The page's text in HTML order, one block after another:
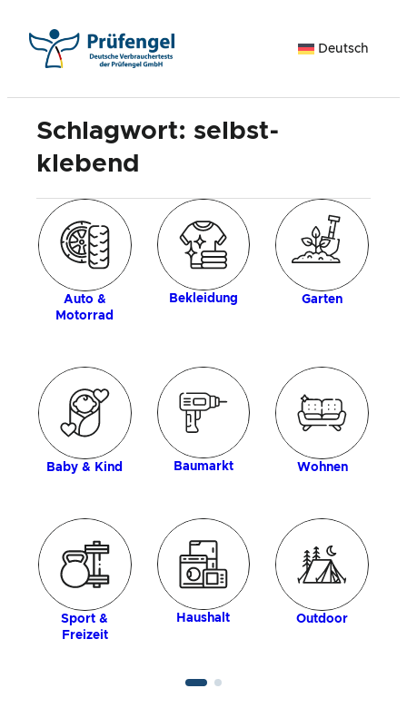
Inhalt
springen
Deutsch
Schlagwort: selbst-
klebend
Auto &
Motorrad
Bekleidung Garten
Baby & Kind Baumarkt Wohnen
Sport &
Freizeit
Haushalt Outdoor